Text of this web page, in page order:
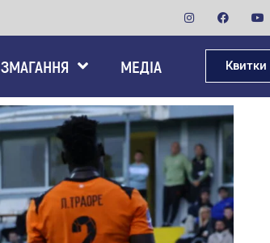
ЗМАГАННЯ МЕДІА Квитки